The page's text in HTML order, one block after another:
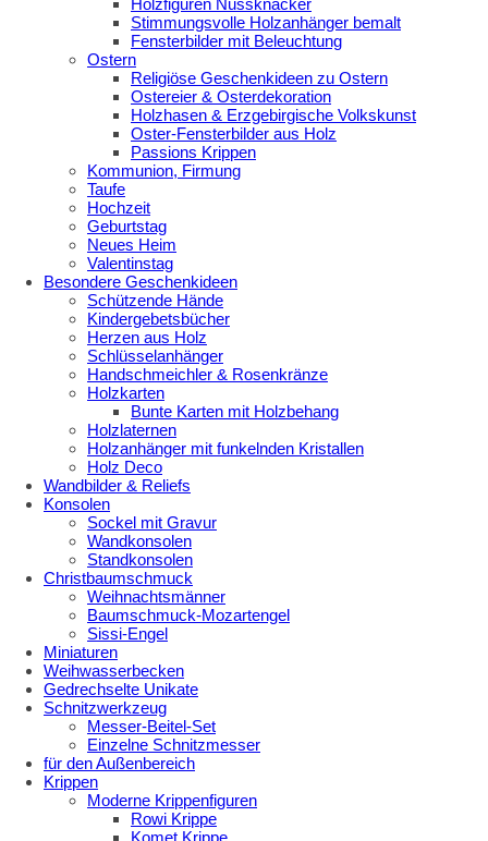
Holzfiguren Nussknacker
Stimmungsvolle Holzanhänger bemalt
Fensterbilder mit Beleuchtung
Ostern
Religiöse Geschenkideen zu Ostern
Ostereier & Osterdekoration
Holzhasen & Erzgebirgische Volkskunst
Oster-Fensterbilder aus Holz
Passions Krippen
Kommunion, Firmung
Taufe
Hochzeit
Geburtstag
Neues Heim
Valentinstag
Besondere Geschenkideen
Schützende Hände
Kindergebetsbücher
Herzen aus Holz
Schlüsselanhänger
Handschmeichler & Rosenkränze
Holzkarten
Bunte Karten mit Holzbehang
Holzlaternen
Holzanhänger mit funkelnden Kristallen
Holz Deco
Wandbilder & Reliefs
Konsolen
Sockel mit Gravur
Wandkonsolen
Standkonsolen
Christbaumschmuck
Weihnachtsmänner
Baumschmuck-Mozartengel
Sissi-Engel
Miniaturen
Weihwasserbecken
Gedrechselte Unikate
Schnitzwerkzeug
Messer-Beitel-Set
Einzelne Schnitzmesser
für den Außenbereich
Krippen
Moderne Krippenfiguren
Rowi Krippe
Komet Krippe